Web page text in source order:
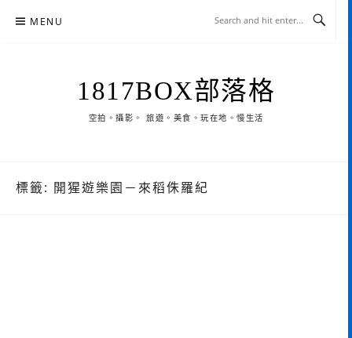
MENU
1817BOX部落格
空拍。攝影。 旅遊。美食。玩在地。慢生活
標籤: 開猩遊樂園－來稻侏羅紀